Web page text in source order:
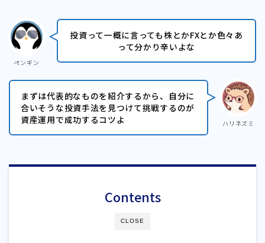
ペンギン
投資って一概に言っても株とかFXとか色々あ
って分かり辛いよな
ハリネズミ
まずは代表的なものを紹介するから、自分に
合いそうな投資手法を見つけて挑戦するのが
資産運用で成功するコツよ
CLOSE
Contents